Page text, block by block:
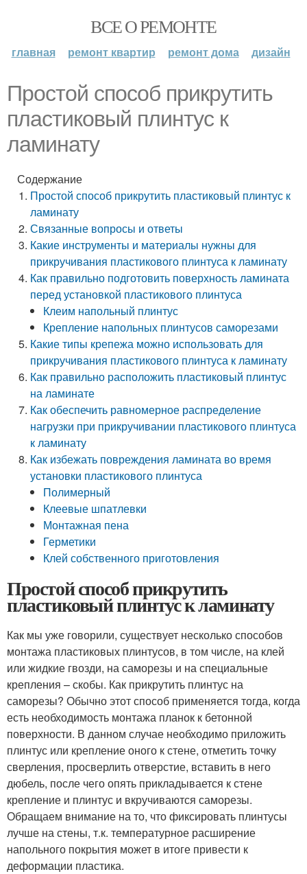
ВСЕ О РЕМОНТЕ
главная ремонт квартир ремонт дома дизайн
Простой способ прикрутить
пластиковый плинтус к
ламинату
Содержание
Простой способ прикрутить пластиковый плинтус к
ламинату
Связанные вопросы и ответы
Какие инструменты и материалы нужны для
прикручивания пластикового плинтуса к ламинату
Как правильно подготовить поверхность ламината
перед установкой пластикового плинтуса
Клеим напольный плинтус
Крепление напольных плинтусов саморезами
Какие типы крепежа можно использовать для
прикручивания пластикового плинтуса к ламинату
Как правильно расположить пластиковый плинтус
на ламинате
Как обеспечить равномерное распределение
нагрузки при прикручивании пластикового плинтуса
к ламинату
Как избежать повреждения ламината во время
установки пластикового плинтуса
Полимерный
Клеевые шпатлевки
Монтажная пена
Герметики
Клей собственного приготовления
Простой способ прикрутить
пластиковый плинтус к ламинату
Как мы уже говорили, существует несколько способов
монтажа пластиковых плинтусов, в том числе, на клей
или жидкие гвозди, на саморезы и на специальные
крепления – скобы. Как прикрутить плинтус на
саморезы? Обычно этот способ применяется тогда, когда
есть необходимость монтажа планок к бетонной
поверхности. В данном случае необходимо приложить
плинтус или крепление оного к стене, отметить точку
сверления, просверлить отверстие, вставить в него
дюбель, после чего опять прикладывается к стене
крепление и плинтус и вкручиваются саморезы.
Обращаем внимание на то, что фиксировать плинтусы
лучше на стены, т.к. температурное расширение
напольного покрытия может в итоге привести к
деформации пластика.